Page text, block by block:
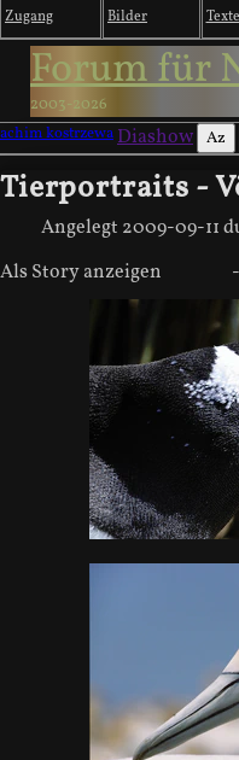
Zugang Bilder Texte
Forum für
2003-2026
achim kostrzewaDiashow Az
Tierportraits -
Angelegt 2009-09-11
Als Story anzeigen
-